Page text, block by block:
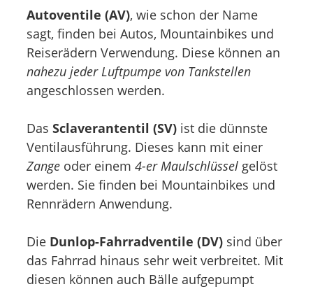
Autoventile (AV), wie schon der Name
sagt, finden bei Autos, Mountainbikes und
Reiserädern Verwendung. Diese können an
nahezu jeder Luftpumpe von Tankstellen
angeschlossen werden.
Das Sclaverantentil (SV) ist die dünnste
Ventilausführung. Dieses kann mit einer
Zange oder einem 4-er Maulschlüssel gelöst
werden. Sie finden bei Mountainbikes und
Rennrädern Anwendung.
Die Dunlop-Fahrradventile (DV) sind über
das Fahrrad hinaus sehr weit verbreitet. Mit
diesen können auch Bälle aufgepumpt